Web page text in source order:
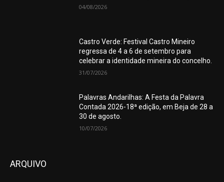
04/08/2026
Castro Verde: Festival Castro Mineiro
regressa de 4 a 6 de setembro para
celebrar a identidade mineira do concelho.
31/07/2026
Palavras Andarilhas: A Festa da Palavra
Contada 2026-18ª edição, em Beja de 28 a
30 de agosto.
10/07/2026
ARQUIVO